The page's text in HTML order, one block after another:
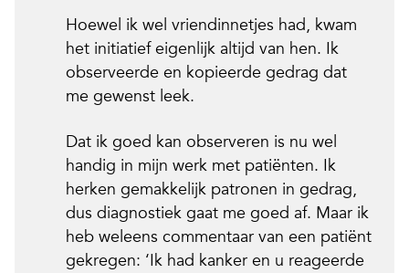
Hoewel ik wel vriendinnetjes had, kwam
het initiatief eigenlijk altijd van hen. Ik
observeerde en kopieerde gedrag dat
me gewenst leek.
Dat ik goed kan observeren is nu wel
handig in mijn werk met patiënten. Ik
herken gemakkelijk patronen in gedrag,
dus diagnostiek gaat me goed af. Maar ik
heb weleens commentaar van een patiënt
gekregen: ‘Ik had kanker en u reageerde